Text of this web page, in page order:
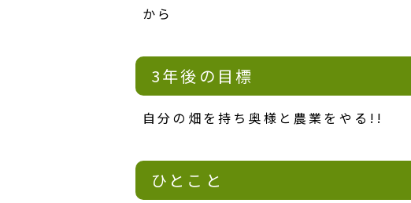
から
3年後の目標
自分の畑を持ち奥様と農業をやる!!
ひとこと